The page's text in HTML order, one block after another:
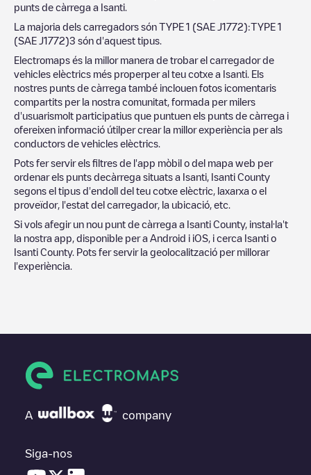
punts de càrrega a Isanti
La majoria dels carregadors són TYPE 1 (SAE J1772):TYPE 1
(SAE J1772)3 són d'aquest tipus.
Electromaps és la millor manera de trobar el carregador de
vehicles elèctrics més properper al teu cotxe a Isanti . Els
nostres punts de càrrega també inclouen fotos icomentaris
compartits per la nostra comunitat, formada per milers
d'usuarismolt participatius que puntuen els punts de càrrega i
ofereixen informació útilper crear la millor experiència per als
conductors de vehicles elèctrics.
Pots fer servir els filtres de l'app mòbil o del mapa web per
ordenar els punts decàrrega situats a Isanti Isanti County
segons el tipus d'endoll del teu cotxe elèctric, laxarxa o el
proveïdor, l'estat del carregador, la ubicació, etc.
Si vols afegir un nou punt de càrrega a Isanti County, instal·la't
la nostra app, disponible per a Android i iOS, i cerca Isanti o
Isanti County. Pots fer servir la geolocalització per millorar
l'experiència.
A company
Siga-nos